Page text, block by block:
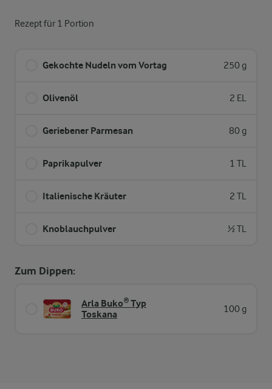
Rezept für 1 Portion
Gekochte Nudeln vom Vortag 250 g
Olivenöl 2 EL
Geriebener Parmesan 80 g
Paprikapulver 1 TL
Italienische Kräuter 2 TL
Knoblauchpulver ½ TL
Zum Dippen:
Arla Buko® Typ
Toskana
100 g